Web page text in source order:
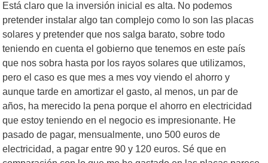
Está claro que la inversión inicial es alta. No podemos
pretender instalar algo tan complejo como lo son las placas
solares y pretender que nos salga barato, sobre todo
teniendo en cuenta el gobierno que tenemos en este país
que nos sobra hasta por los rayos solares que utilizamos,
pero el caso es que mes a mes voy viendo el ahorro y
aunque tarde en amortizar el gasto, al menos, un par de
años, ha merecido la pena porque el ahorro en electricidad
que estoy teniendo en el negocio es impresionante. He
pasado de pagar, mensualmente, uno 500 euros de
electricidad, a pagar entre 90 y 120 euros. Sé que en